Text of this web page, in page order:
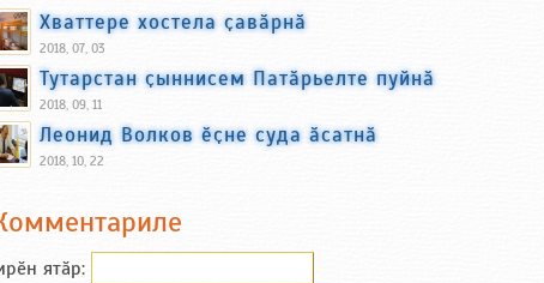
Хваттере хостела ҫавӑрнӑ
2018, 07, 03
Тутарстан ҫыннисем Патӑрьелте пуйнӑ
2018, 09, 11
Леонид Волков ӗҫне суда ӑсатнӑ
2018, 10, 22
ятӑp: